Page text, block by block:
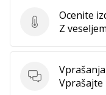
Ocenite izdelek
Ocenite
Z
Vprašanja
Vprašanja